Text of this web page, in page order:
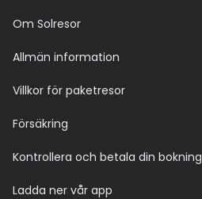
Om Solresor
Allmän information
Villkor för paketresor
Försäkring
Kontrollera och betala din bokning
Ladda ner vår app